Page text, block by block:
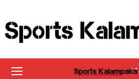
sportskalampaka